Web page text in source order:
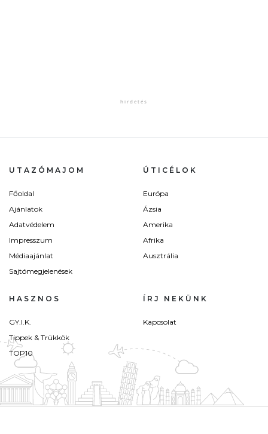
UTAZÓMAJOM
Főoldal
Ajánlatok
Adatvédelem
Impresszum
Médiaajánlat
Sajtómegjelenések
ÚTICÉLOK
Európa
Ázsia
Amerika
Afrika
Ausztrália
HASZNOS
GY.I.K.
Tippek & Trükkök
TOP10
ÍRJ NEKÜNK
Kapcsolat